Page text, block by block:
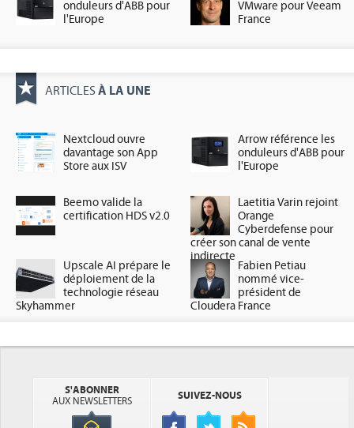
onduleurs d'ABB pour
l'Europe
VMware pour Veeam
France
ARTICLES À LA UNE
Nextcloud ouvre
davantage son App
Store aux ISV
Arrow référence les
onduleurs d'ABB pour
l'Europe
Beemo valide la
certification HDS v2.0
Laetitia Varin rejoint
Orange
Cyberdefense pour
créer son canal de vente
indirecte
Upscale AI prépare le
déploiement de la
technologie réseau
Skyhammer
Fabien Petiau
nommé vice-
président de
Cloudera France
S'ABONNER
AUX NEWSLETTERS
SUIVEZ-NOUS